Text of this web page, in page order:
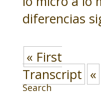
diferencias
« First
Transcript «
Search